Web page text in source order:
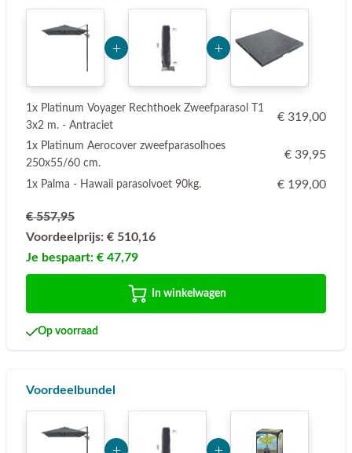
1x Platinum Voyager Rechthoek Zweefparasol T1
3x2 m. - Antraciet
€ 319,00
1x Platinum Aerocover zweefparasolhoes
250x55/60 cm.
€ 39,95
1x Palma - Hawaii parasolvoet 90kg. € 199,00
€ 557,95
Voordeelprijs: € 510,16
Je bespaart: € 47,79
In winkelwagen
Op voorraad
Voordeelbundel